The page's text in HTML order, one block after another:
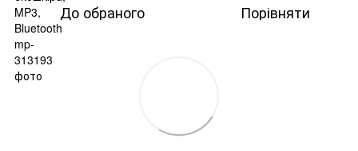
До обраного Порівняти